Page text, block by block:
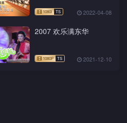
2022-04-08
2007 欢乐满东华
2021-12-10